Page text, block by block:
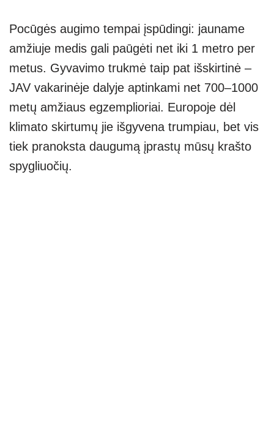
Pocūgės augimo tempai įspūdingi: jauname
amžiuje medis gali paūgėti net iki 1 metro per
metus. Gyvavimo trukmė taip pat išskirtinė –
JAV vakarinėje dalyje aptinkami net 700–1000
metų amžiaus egzemplioriai. Europoje dėl
klimato skirtumų jie išgyvena trumpiau, bet vis
tiek pranoksta daugumą įprastų mūsų krašto
spygliuočių.